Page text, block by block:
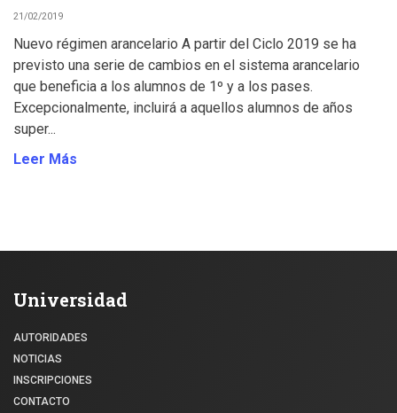
21/02/2019
Nuevo régimen arancelario A partir del Ciclo 2019 se ha
previsto una serie de cambios en el sistema arancelario
que beneficia a los alumnos de 1º y a los pases.
Excepcionalmente, incluirá a aquellos alumnos de años
super...
Leer Más
Universidad
AUTORIDADES
NOTICIAS
INSCRIPCIONES
CONTACTO